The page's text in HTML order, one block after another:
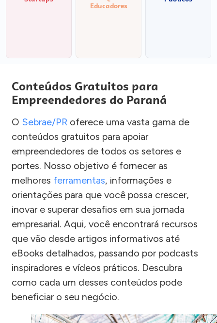
Educadores
Conteúdos Gratuitos para
Empreendedores do Paraná
O Sebrae/PR oferece uma vasta gama de
conteúdos gratuitos para apoiar
empreendedores de todos os setores e
portes. Nosso objetivo é fornecer as
melhores ferramentas, informações e
orientações para que você possa crescer,
inovar e superar desafios em sua jornada
empresarial. Aqui, você encontrará recursos
que vão desde artigos informativos até
eBooks detalhados, passando por podcasts
inspiradores e vídeos práticos. Descubra
como cada um desses conteúdos pode
beneficiar o seu negócio.